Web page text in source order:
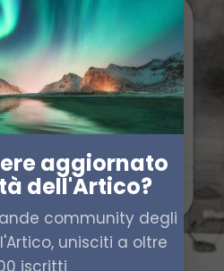
aggiornato
dell'Artico?
community degli
unisciti a oltre
iscritti